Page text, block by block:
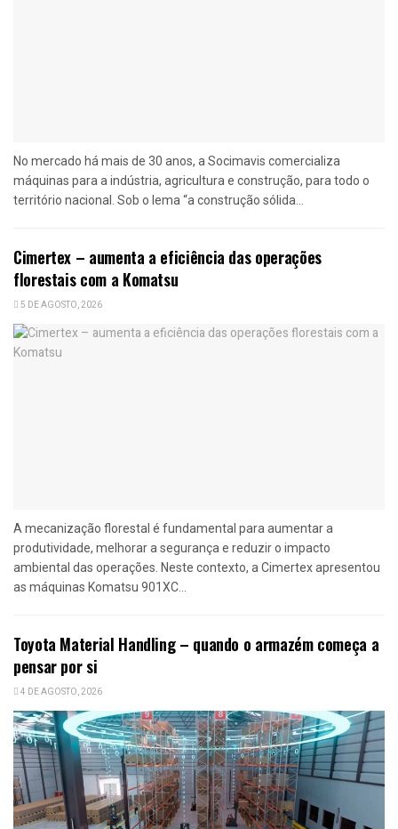
No mercado há mais de 30 anos, a Socimavis comercializa
máquinas para a indústria, agricultura e construção, para todo o
território nacional. Sob o lema “a construção sólida...
Cimertex – aumenta a eficiência das operações
florestais com a Komatsu
5 DE AGOSTO, 2026
A mecanização florestal é fundamental para aumentar a
produtividade, melhorar a segurança e reduzir o impacto
ambiental das operações. Neste contexto, a Cimertex apresentou
as máquinas Komatsu 901XC...
Toyota Material Handling – quando o armazém começa a
pensar por si
4 DE AGOSTO, 2026